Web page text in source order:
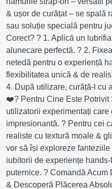
& ușor de curățat – se spală
sau soluție specială pentru
Corect? ? 1. Aplică un
alunecare perfectă. ? 2.
netedă pentru o experiență
flexibilitatea unică & de
4. După utilizare, curăță-l cu
❤️? Pentru Cine Este Potrivit
utilizatorii experimentați
impresionantă. ? Pentru cei
realiste cu textură moale &
vor să își exploreze
iubitorii de experiențe
puternice. ? Comandă
& Descoperă Plăcerea